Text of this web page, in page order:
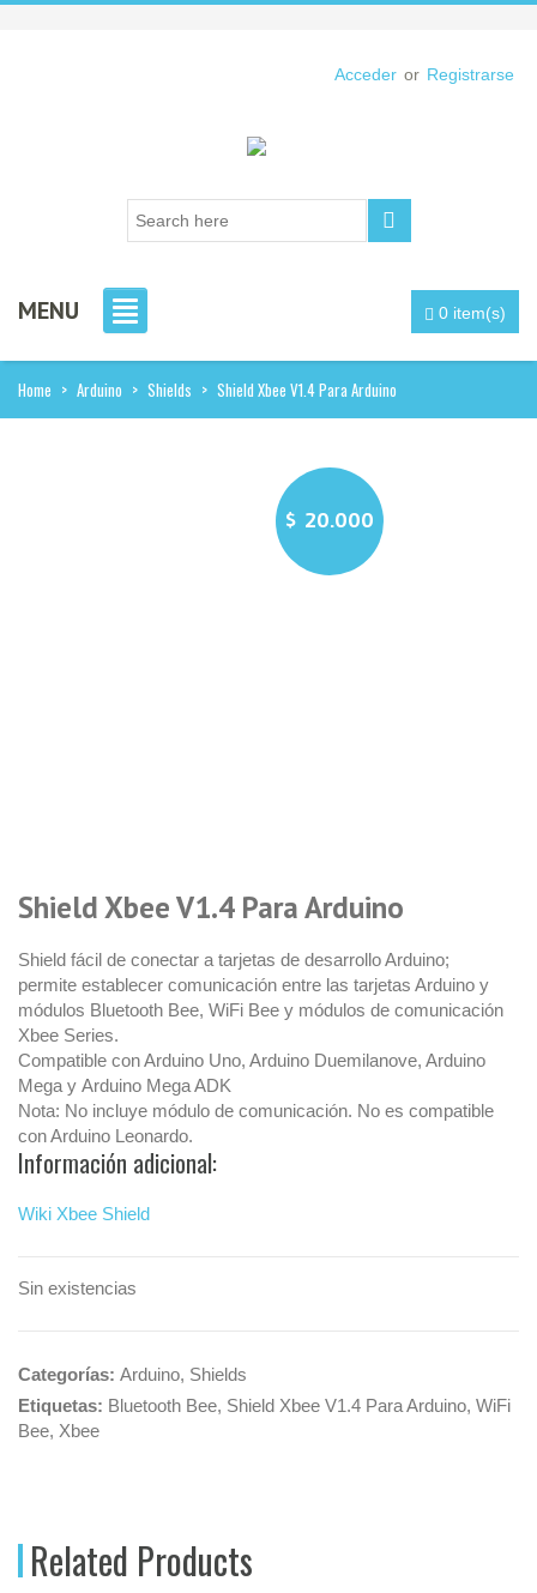
Acceder or Registrarse
MENU 0 item(s)
Home > Arduino > Shields > Shield Xbee V1.4 Para Arduino
$ 20.000
Shield Xbee V1.4 Para Arduino
Shield fácil de conectar a tarjetas de desarrollo Arduino;
permite establecer comunicación entre las tarjetas Arduino y
módulos Bluetooth Bee, WiFi Bee y módulos de comunicación
Xbee Series.
Compatible con Arduino Uno, Arduino Duemilanove, Arduino
Mega y Arduino Mega ADK
Nota: No incluye módulo de comunicación. No es compatible
con Arduino Leonardo.
Información adicional:
Wiki Xbee Shield
Sin existencias
Categorías: Arduino, Shields
Etiquetas: Bluetooth Bee, Shield Xbee V1.4 Para Arduino, WiFi
Bee, Xbee
Related Products